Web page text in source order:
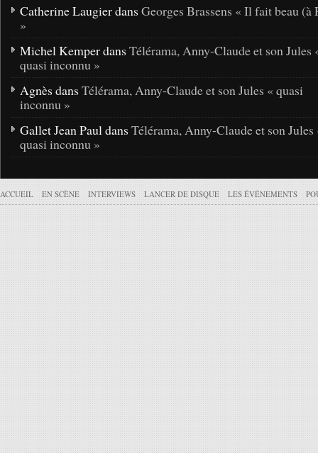
Catherine Laugier dans Georges Brassens « Il fait beau (à
»
Michel Kemper dans Télérama, Anny-Claude et son Jules
quasi inconnu »
Agnès dans Télérama, Anny-Claude et son Jules « quasi
inconnu »
Gallet Jean Paul dans Télérama, Anny-Claude et son Jules
quasi inconnu »
ACCUEIL EN SCÈNE INTERVIEWS LANCER DE DISQUE LES ÉVÉNEMENTS